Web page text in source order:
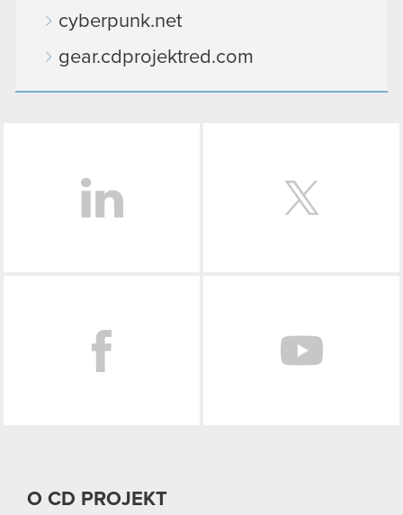
cyberpunk.net
gear.cdprojektred.com
O CD PROJEKT